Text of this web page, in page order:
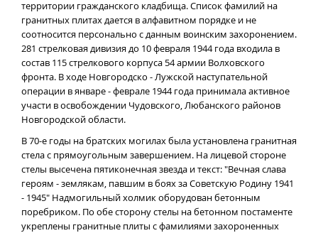
территории гражданского кладбища. Список фамилий на
гранитных плитах дается в алфавитном порядке и не
соотносится персонально с данным воинским захоронением.
281 стрелковая дивизия до 10 февраля 1944 года входила в
состав 115 стрелкового корпуса 54 армии Волховского
фронта. В ходе Новгородско - Лужской наступательной
операции в январе - феврале 1944 года принимала активное
участи в освобождении Чудовского, Любанского районов
Новгородской области.
В 70-е годы на братских могилах была установлена гранитная
стела с прямоугольным завершением. На лицевой стороне
стелы высечена пятиконечная звезда и текст: "Вечная слава
героям - землякам, павшим в боях за Советскую Родину 1941
- 1945" Надмогильный холмик оборудован бетонным
поребриком. По обе сторону стелы на бетонном постаменте
укреплены гранитные плиты с фамилиями захороненных